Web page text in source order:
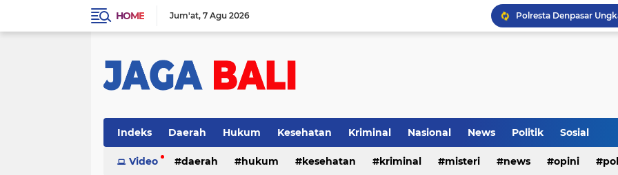
HOME Jum'at 7 Agu 2026
Rumah Bapak Sirajudin
Inilah Tampilan Baru
Indeks Daerah Hukum Kesehatan Kriminal Nasional News Politik Sosial
Video daerah hukum kesehatan kriminal misteri news opini